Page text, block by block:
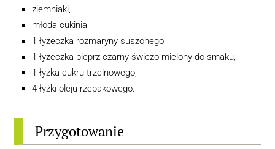
ziemniaki,
młoda cukinia,
1 łyżeczka rozmaryny suszonego,
1 łyżeczka pieprz czarny świeżo mielony do smaku,
1 łyżka cukru trzcinowego,
4 łyżki oleju rzepakowego.
Przygotowanie